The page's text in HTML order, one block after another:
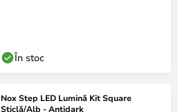
În stoc
Nox Step LED Lumină Kit Square
Sticlă/Alb - Antidark